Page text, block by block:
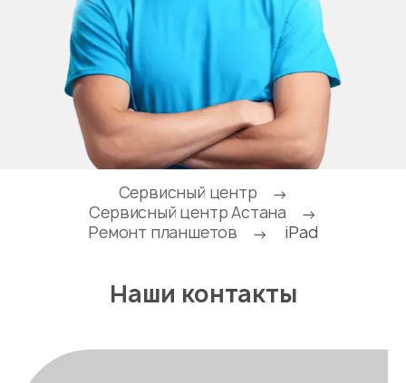
Сервисный центр
→
Сервисный центр Астана
→
Ремонт планшетов
→ iPad
Наши контакты